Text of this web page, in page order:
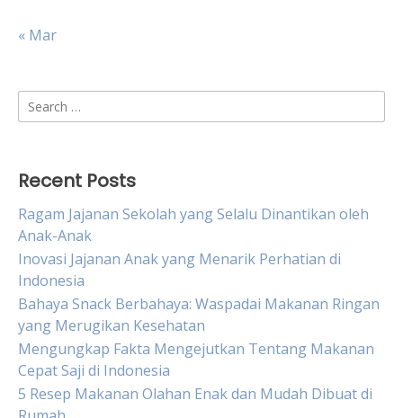
« Mar
Search
for:
Recent Posts
Ragam Jajanan Sekolah yang Selalu Dinantikan oleh
Anak-Anak
Inovasi Jajanan Anak yang Menarik Perhatian di
Indonesia
Bahaya Snack Berbahaya: Waspadai Makanan Ringan
yang Merugikan Kesehatan
Mengungkap Fakta Mengejutkan Tentang Makanan
Cepat Saji di Indonesia
5 Resep Makanan Olahan Enak dan Mudah Dibuat di